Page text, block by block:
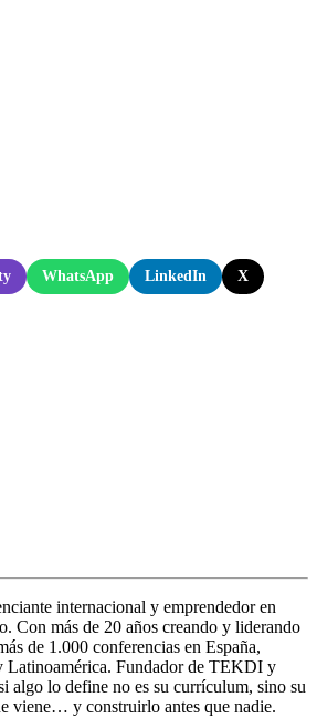
WhatsApp LinkedIn X
internacional y emprendedor en
Con más de 20 años creando y liderando
de 1.000 conferencias en España,
Latinoamérica. Fundador de TEKDI y
algo lo define no es su currículum, sino su
viene… y construirlo antes que nadie.